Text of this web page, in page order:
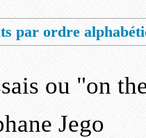
par ordre
ou "on
Jego